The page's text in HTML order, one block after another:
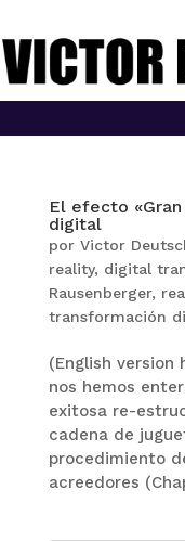
El efecto
digital
por Victor
reality, digital
Rausenberger,
transformación
(English version
nos hemos
exitosa re-
cadena de
procedimiento
acreedores